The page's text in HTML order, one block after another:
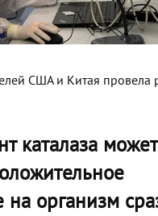
США и Китая провела
каталаза может
на организм